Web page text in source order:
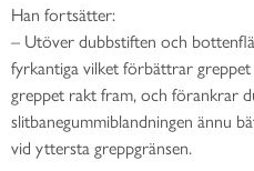
Han fortsätter:
– Utöver dubbstiften och
fyrkantiga vilket förbättrar
greppet rakt fram, och förankrar
slitbanegummiblandningen ännu
vid yttersta greppgränsen.